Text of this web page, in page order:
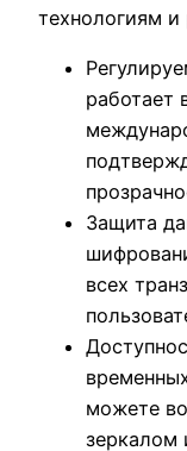
технологиям и
работает
Защита
всех
можете
зеркалом